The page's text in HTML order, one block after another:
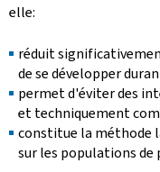
elle:
réduit
de se développer
permet d'éviter des
et techniquement
constitue la méthode
sur les populations